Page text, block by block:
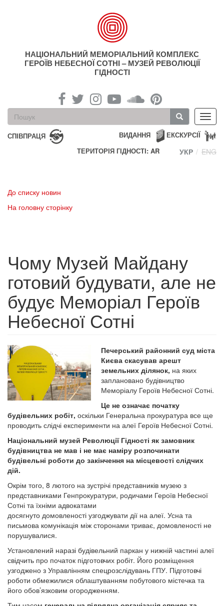
НАЦІОНАЛЬНИЙ МЕМОРІАЛЬНИЙ КОМПЛЕКС
ГЕРОЇВ НЕБЕСНОЇ СОТНІ – МУЗЕЙ РЕВОЛЮЦІЇ
ГІДНОСТІ
Пошукова
форма
Пошук
СПІВПРАЦЯ ЕКСКУРСІЇ
ВИДАННЯ
ТЕРИТОРІЯ ГІДНОСТІ: AR
УКР ENG
До списку новин
На головну сторінку
Чому Музей Майдану
готовий будувати, але не
будує Меморіал Героїв
Небесної Сотні
Печерський районний суд міста
Києва скасував арешт
земельних ділянок, на яких
заплановано будівництво
Меморіалу Героїв Небесної Сотні.
Це не означає початку
будівельних робіт, оскільки Генеральна прокуратура все ще
проводить слідчі експерименти на алеї Героїв Небесної Сотні.
Національний музей Революції Гідності як замовник
будівництва не мав і не має наміру розпочинати
будівельні роботи до закінчення на місцевості слідчих
дій.
Окрім того, 8 лютого на зустрічі представників музею з
представниками Генпрокуратури, родичами Героїв Небесної
Сотні та їхніми адвокатами
досягнуто домовленості узгоджувати дії на алеї. Усна та
письмова комунікація між сторонами триває, домовленості не
порушувалися.
Установлений наразі будівельний паркан у нижній частині алеї
свідчить про початок підготовчих робіт. Його розміщення
узгоджено з Управлінням спецрозслідувань ГПУ. Підготовчі
роботи обмежилися облаштуванням побутового містечка та
його обов’язковим огородженням.